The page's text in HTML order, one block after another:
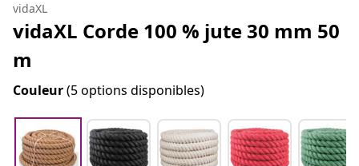
vidaXL
vidaXL Corde 100 % jute 30 mm 50
m
Couleur(5 options disponibles)